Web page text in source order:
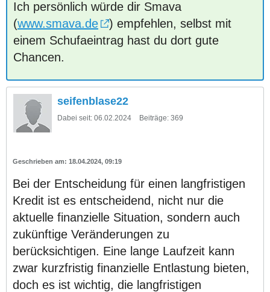
Ich persönlich würde dir Smava
(www.smava.de
) empfehlen, selbst mit
einem Schufaeintrag hast du dort gute
Chancen.
seifenblase22
Dabei seit: 06.02.2024 Beiträge: 369
18.04.2024, 09:19
Bei der Entscheidung für einen langfristigen
Kredit ist es entscheidend, nicht nur die
aktuelle finanzielle Situation, sondern auch
zukünftige Veränderungen zu
berücksichtigen. Eine lange Laufzeit kann
zwar kurzfristig finanzielle Entlastung bieten,
doch es ist wichtig, die langfristigen